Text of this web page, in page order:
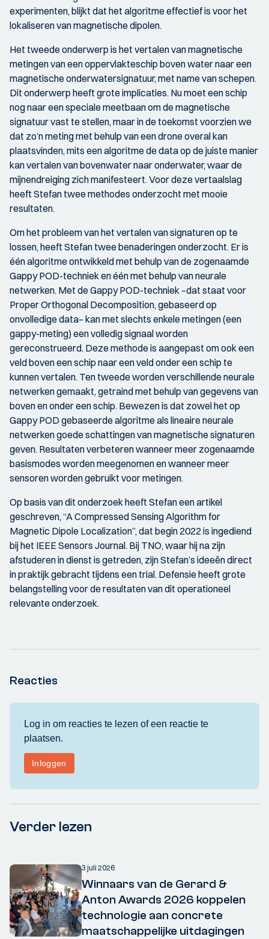
experimenten, blijkt dat het algoritme effectief is voor het
lokaliseren van magnetische dipolen.
Het tweede onderwerp is het vertalen van magnetische
metingen van een oppervlakteschip boven water naar een
magnetische onderwatersignatuur, met name van schepen.
Dit onderwerp heeft grote implicaties. Nu moet een schip
nog naar een speciale meetbaan om de magnetische
signatuur vast te stellen, maar in de toekomst voorzien we
dat zo’n meting met behulp van een drone overal kan
plaatsvinden, mits een algoritme de data op de juiste manier
kan vertalen van bovenwater naar onderwater, waar de
mijnendreiging zich manifesteert. Voor deze vertaalslag
heeft Stefan twee methodes onderzocht met mooie
resultaten.
Om het probleem van het vertalen van signaturen op te
lossen, heeft Stefan twee benaderingen onderzocht. Er is
één algoritme ontwikkeld met behulp van de zogenaamde
Gappy POD-techniek en één met behulp van neurale
netwerken. Met de Gappy POD-techniek –dat staat voor
Proper Orthogonal Decomposition, gebaseerd op
onvolledige data– kan met slechts enkele metingen (een
gappy-meting) een volledig signaal worden
gereconstrueerd. Deze methode is aangepast om ook een
veld boven een schip naar een veld onder een schip te
kunnen vertalen. Ten tweede worden verschillende neurale
netwerken gemaakt, getraind met behulp van gegevens van
boven en onder een schip. Bewezen is dat zowel het op
Gappy POD gebaseerde algoritme als lineaire neurale
netwerken goede schattingen van magnetische signaturen
geven. Resultaten verbeteren wanneer meer zogenaamde
basismodes worden meegenomen en wanneer meer
sensoren worden gebruikt voor metingen.
Op basis van dit onderzoek heeft Stefan een artikel
geschreven, “A Compressed Sensing Algorithm for
Magnetic Dipole Localization”, dat begin 2022 is ingediend
bij het IEEE Sensors Journal. Bij TNO, waar hij na zijn
afstuderen in dienst is getreden, zijn Stefan’s ideeën direct
in praktijk gebracht tijdens een trial. Defensie heeft grote
belangstelling voor de resultaten van dit operationeel
relevante onderzoek.
Reacties
Verder lezen
3 juli 2026
Winnaars van de Gerard &
Anton Awards 2026 koppelen
technologie aan concrete
maatschappelijke uitdagingen